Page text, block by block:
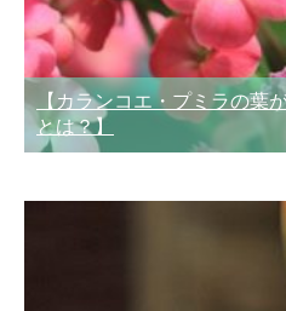
【カランコエ・プミラの葉
とは？】